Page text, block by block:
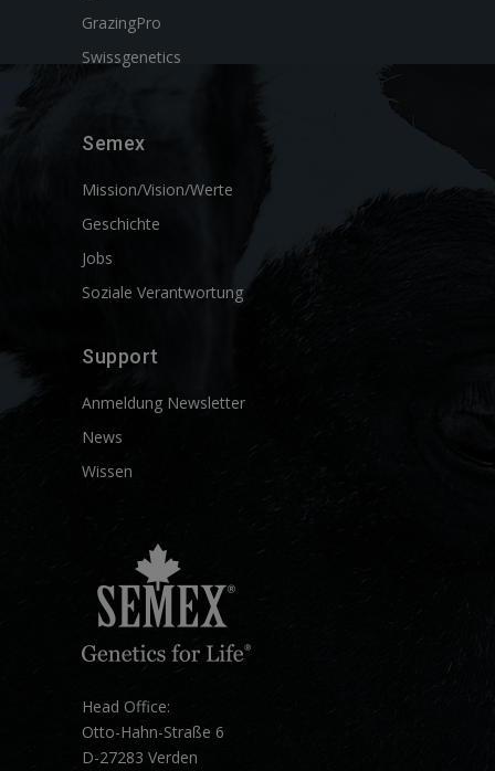
GrazingPro
Swissgenetics
Semex
Mission/Vision/Werte
Geschichte
Jobs
Soziale Verantwortung
Support
Anmeldung Newsletter
News
Wissen
Head Office:
Otto-Hahn-Straße 6
D-27283 Verden